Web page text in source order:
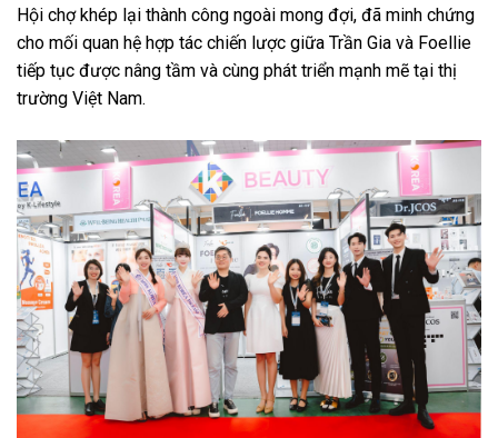
Hội chợ khép lại thành công ngoài mong đợi, đã minh chứng
cho mối quan hệ hợp tác chiến lược giữa Trần Gia và Foellie
tiếp tục được nâng tầm và cùng phát triển mạnh mẽ tại thị
trường Việt Nam.